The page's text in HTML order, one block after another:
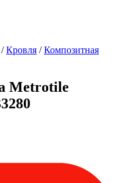
/ Кровля / Композитная
Metrotile